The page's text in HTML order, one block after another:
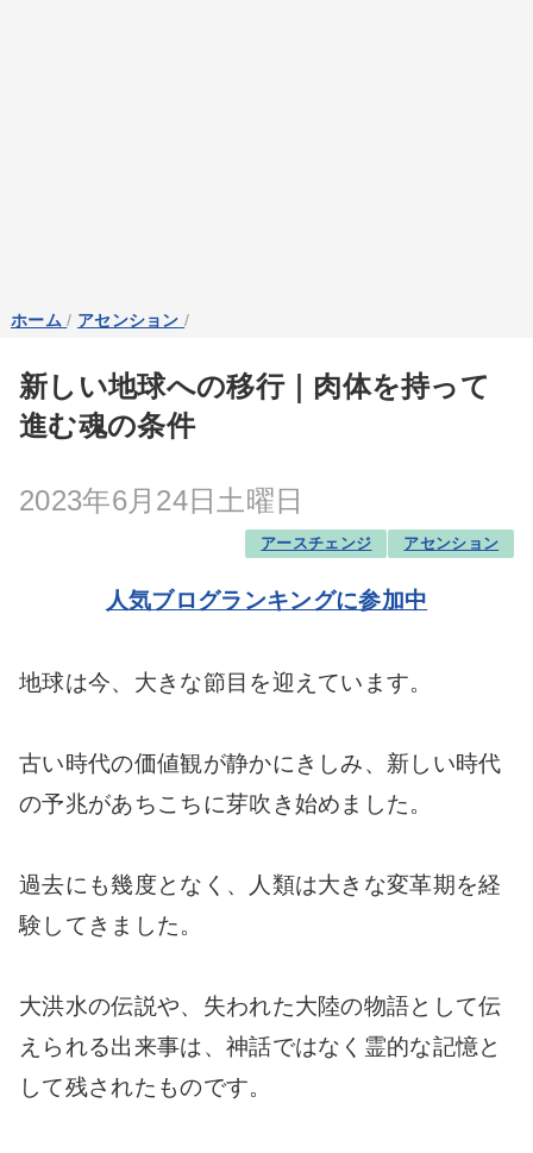
ホーム / アセンション /
新しい地球への移行｜肉体を持って
進む魂の条件
2023年6月24日土曜日
アースチェンジ アセンション
人気ブログランキングに参加中
地球は今、大きな節目を迎えています。
古い時代の価値観が静かにきしみ、新しい時代
の予兆があちこちに芽吹き始めました。
過去にも幾度となく、人類は大きな変革期を経
験してきました。
大洪水の伝説や、失われた大陸の物語として伝
えられる出来事は、神話ではなく霊的な記憶と
して残されたものです。